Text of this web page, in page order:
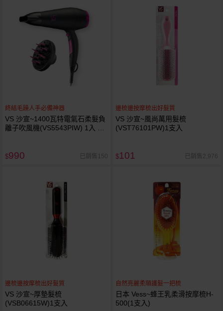
終結毛躁人手必備神器
VS 沙宣~1400瓦特電氣石柔髮負
離子吹風機(VS5543PIW) 1入 附
$990 已銷售150
邊梳邊按摩梳出好髮質
VS 沙宣~風尚萬用髮梳
(VST76101PW)1支入
$101 已銷售2,976
邊梳邊按摩梳出好髮質
VS 沙宣~厚墊髮梳
(VSB06615W)1支入
自然亮麗柔順護髮一把梳
日本 Vess~蜂王乳柔滑按摩梳H-
500(1支入)